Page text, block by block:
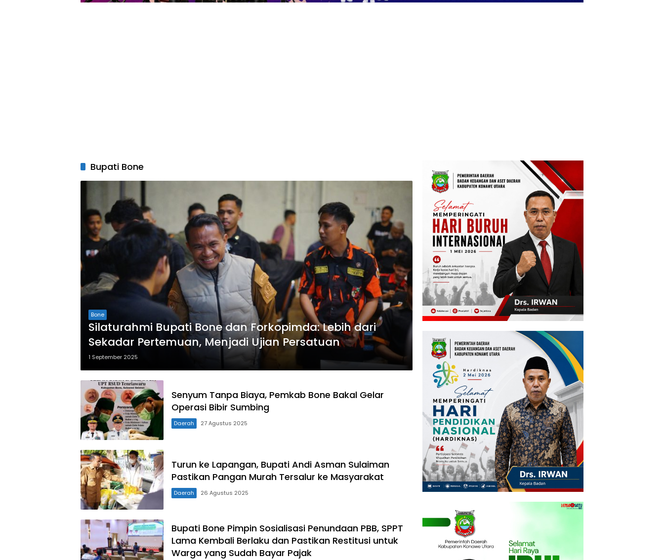
Bupati Bone
Bone
Silaturahmi Bupati Bone dan Forkopimda: Lebih dari
Sekadar Pertemuan, Menjadi Ujian Persatuan
1 September 2025
Senyum Tanpa Biaya, Pemkab Bone Bakal Gelar
Operasi Bibir Sumbing
Daerah 27 Agustus 2025
Turun ke Lapangan, Bupati Andi Asman Sulaiman
Pastikan Pangan Murah Tersalur ke Masyarakat
Daerah 26 Agustus 2025
Bupati Bone Pimpin Sosialisasi Penundaan PBB, SPPT
Lama Kembali Berlaku dan Pastikan Restitusi untuk
Warga yang Sudah Bayar Pajak